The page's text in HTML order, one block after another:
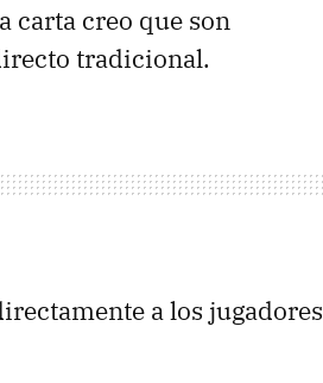
carta creo que son
tradicional.
a los jugadores